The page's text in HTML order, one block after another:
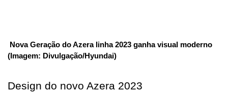
Nova Geração do Azera linha 2023 ganha visual moderno
(Imagem: Divulgação/Hyundai)
Design do novo Azera 2023